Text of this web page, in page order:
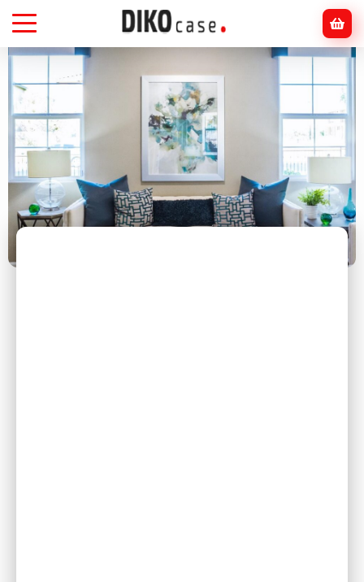
Головна інтер'єр ТОП-5 помилок при виборі картини в інтер’єр